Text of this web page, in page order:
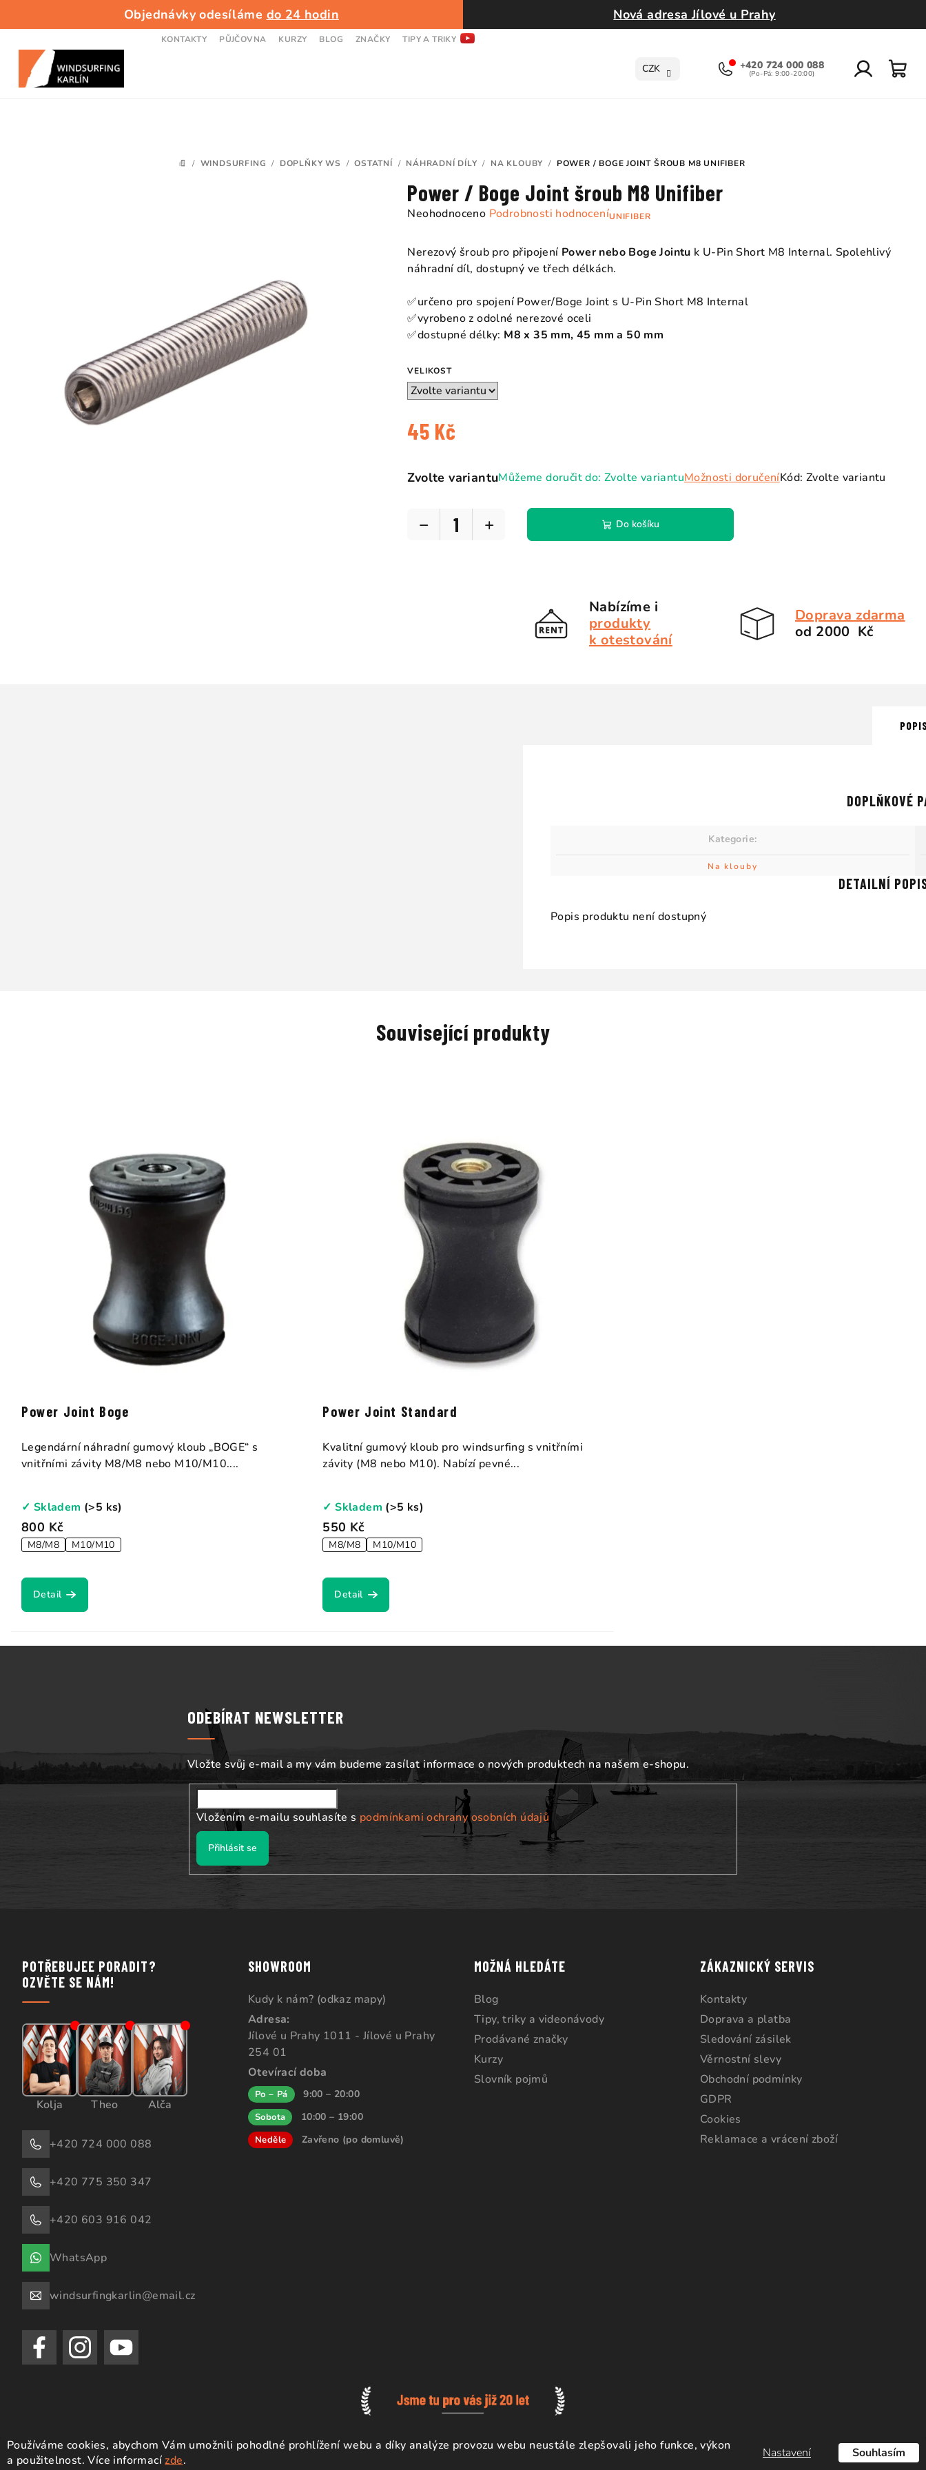
Používáme cookies, abychom Vám umožnili pohodlné prohlížení webu a díky analýze provozu webu neustále zlepšovali jeho funkce, výkon
a použitelnost.Více informacízde. Nastavení Souhlasím
Objednávky odesíláme do 24 hodin Nová adresa Jílové u Prahy
KONTAKTY PŮJČOVNA KURZY BLOG ZNAČKY TIPY A TRIKY
CZK +420 724 000 088
DOMŮ
/ WINDSURFING / DOPLŇKY WS / OSTATNÍ / NÁHRADNÍ DÍLY / NA KLOUBY / POWER / BOGE JOINT ŠROUB M8 UNIFIBER
UNIFIBER
Power / Boge Joint šroub M8 Unifiber
Průměrné
produktu
5
hvězdiček.
Neohodnoceno Podrobnosti hodnocení
Nerezový šroub pro připojení Power nebo Boge Jointu k U-Pin Short M8 Internal. Spolehlivý
náhradní díl, dostupný ve třech délkách.
✅určeno pro spojení Power/Boge Joint s U-Pin Short M8 Internal
✅vyrobeno z odolné nerezové oceli
✅dostupné délky: M8 x 35 mm, 45 mm a 50 mm
VELIKOST
45 Kč
cena:
Zvolte variantuMůžeme doručit do: Zvolte variantuMožnosti doručeníKód: Zvolte variantu
+
− Do košíku
Nabízíme i
produkty
k otestování
Doprava zdarma
od 2000 Kč
DETAILNÍ
Popis produktu není dostupný
DOPLŇKOVÉ
Kategorie:
Na klouby
Související produkty
Power Joint Boge
800 Kč
M8/M8 M10/M10
✓ Skladem (>5 ks)
Detail
Legendární náhradní gumový kloub „BOGE“ s
vnitřními závity M8/M8 nebo M10/M10....
Power Joint Standard
550 Kč
M8/M8 M10/M10
✓ Skladem (>5 ks)
Detail
Kvalitní gumový kloub pro windsurfing s vnitřními
závity (M8 nebo M10). Nabízí pevné...
t
í
ODEBÍRAT NEWSLETTER
Vložte svůj e-mail a my vám budeme zasílat informace o nových produktech na našem e-shopu.
Vložením e-mailu souhlasíte s podmínkami ochrany osobních údajů
Přihlásit se
POTŘEBUJEE PORADIT?
OZVĚTE SE NÁM!
Kolja Theo Alča
+420 724 000 088
+420 775 350 347
+420 603 916 042
WhatsApp
windsurfingkarlin@email.cz
SHOWROOM
Kudy k nám? (odkaz mapy)
Adresa:
Jílové u Prahy 1011 - Jílové u Prahy
254 01
Otevírací doba
Po – Pá 9:00 – 20:00
Sobota 10:00 – 19:00
Neděle Zavřeno (po domluvě)
MOŽNÁ HLEDÁTE
Blog
Tipy, triky a videonávody
Prodávané značky
Kurzy
Slovník pojmů
ZÁKAZNICKÝ SERVIS
Kontakty
Doprava a platba
Sledování zásilek
Věrnostní slevy
Obchodní podmínky
GDPR
Cookies
Reklamace a vrácení zboží
Copyright 2026 Windsurfing Karlín.cz . Všechna práva vyhrazena. Upravit nastavení cookies